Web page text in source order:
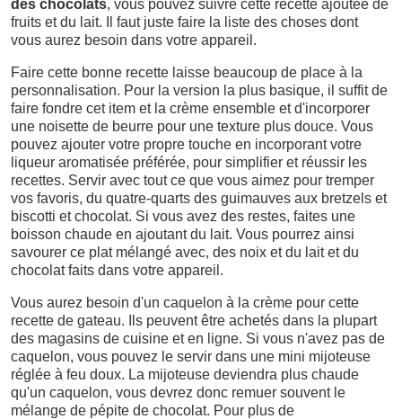
des chocolats, vous pouvez suivre cette recette ajoutée de
fruits et du lait. Il faut juste faire la liste des choses dont
vous aurez besoin dans votre appareil.
Faire cette bonne recette laisse beaucoup de place à la
personnalisation. Pour la version la plus basique, il suffit de
faire fondre cet item et la crème ensemble et d'incorporer
une noisette de beurre pour une texture plus douce. Vous
pouvez ajouter votre propre touche en incorporant votre
liqueur aromatisée préférée, pour simplifier et réussir les
recettes. Servir avec tout ce que vous aimez pour tremper
vos favoris, du quatre-quarts des guimauves aux bretzels et
biscotti et chocolat. Si vous avez des restes, faites une
boisson chaude en ajoutant du lait. Vous pourrez ainsi
savourer ce plat mélangé avec, des noix et du lait et du
chocolat faits dans votre appareil.
Vous aurez besoin d'un caquelon à la crème pour cette
recette de gateau. Ils peuvent être achetés dans la plupart
des magasins de cuisine et en ligne. Si vous n'avez pas de
caquelon, vous pouvez le servir dans une mini mijoteuse
réglée à feu doux. La mijoteuse deviendra plus chaude
qu'un caquelon, vous devrez donc remuer souvent le
mélange de pépite de chocolat. Pour plus de